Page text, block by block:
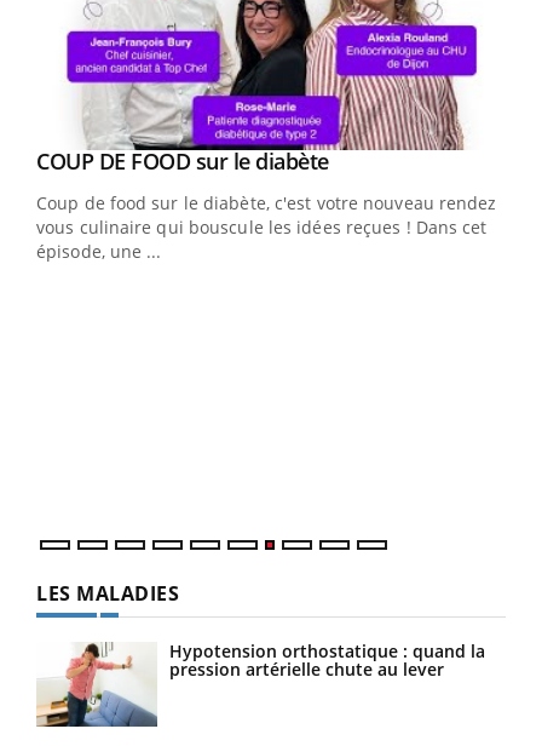
Youtube
COUP DE FOOD sur le diabèteYoutube
Coup de food sur le diabète, c'est votre nouveau rendez-
vous culinaire qui bouscule les idées reçues ! Dans cet
épisode, une ...
LES MALADIES
Hypotension orthostatique : quand la
pression artérielle chute au lever